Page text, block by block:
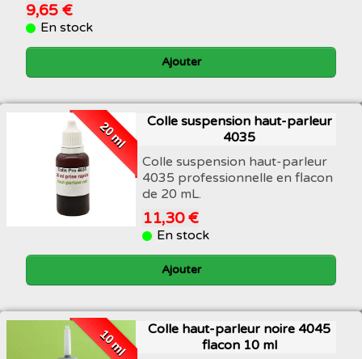
9,65 €
En stock
Ajouter
20 ml
Colle suspension haut-parleur
4035
Colle suspension haut-parleur
4035 professionnelle en flacon
de 20 mL.
11,30 €
En stock
Ajouter
10 ml
Colle haut-parleur noire 4045
flacon 10 ml